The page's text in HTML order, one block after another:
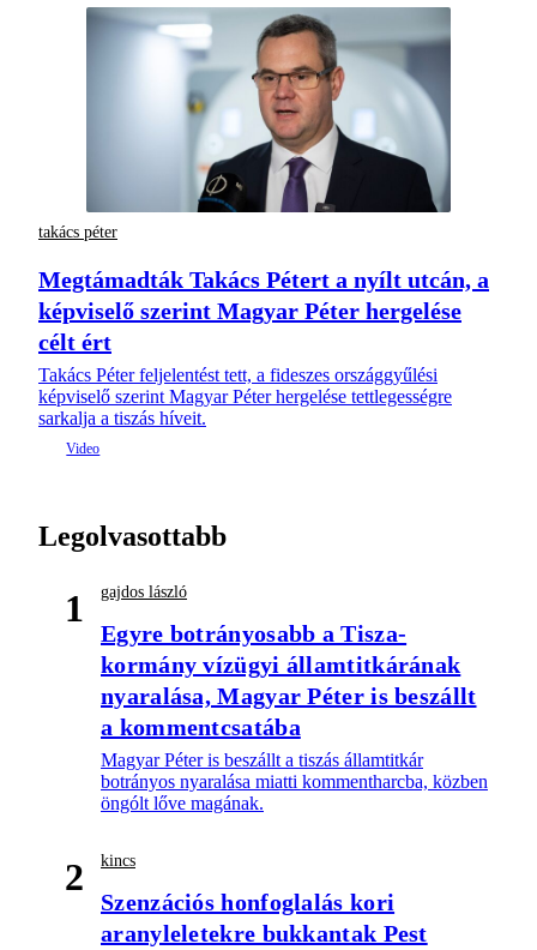
takács péter
Megtámadták Takács Pétert a nyílt utcán, a
képviselő szerint Magyar Péter hergelése
célt ért
Takács Péter feljelentést tett, a fideszes országgyűlési
képviselő szerint Magyar Péter hergelése tettlegességre
sarkalja a tiszás híveit.
Legolvasottabb
1 gajdos lászló
Egyre botrányosabb a Tisza-
kormány vízügyi államtitkárának
nyaralása, Magyar Péter is beszállt
a kommentcsatába
Magyar Péter is beszállt a tiszás államtitkár
botrányos nyaralása miatti kommentharcba, közben
öngólt lőve magának.
2 kincs
Szenzációs honfoglalás kori
aranyleletekre bukkantak Pest